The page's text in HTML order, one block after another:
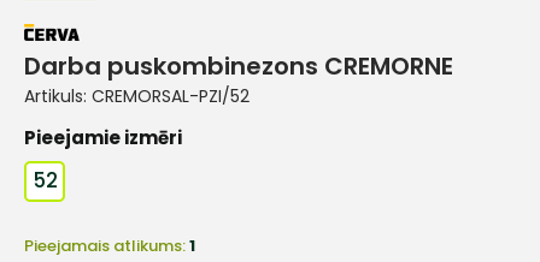
Darba puskombinezons CREMORNE
Artikuls: CREMORSAL-PZI/52
Pieejamie izmēri
52
Pieejamais atlikums:1